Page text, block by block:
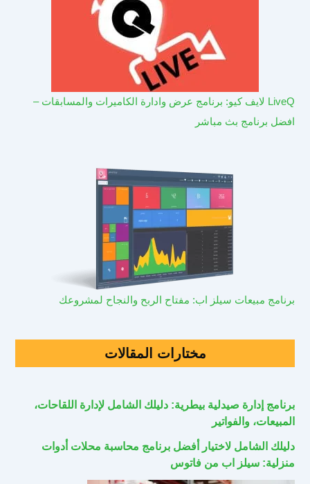
LiveQ لايف كيو: برنامج عرض وادارة الكاميرات والمسابقات –
افضل برنامج بث مباشر
برنامج مبيعات سيلز اب: مفتاح الربح والنجاح لمشروعك
مختارات المقالات
برنامج إدارة صيدلية بيطرية: دليلك الشامل لإدارة اللقاحات،
المبيعات، والفواتير
دليلك الشامل لاختيار أفضل برنامج محاسبة محلات أدوات
منزلية: سيلز اب من فاتوس